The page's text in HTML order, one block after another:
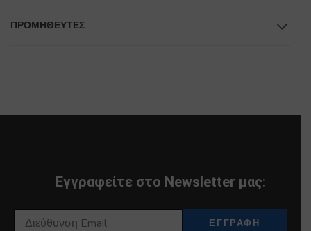
ΠΡΟΜΗΘΕΥΤΕΣ
Εγγραφείτε στο Newsletter μας: